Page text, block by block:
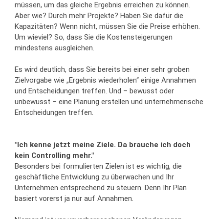
müssen, um das gleiche Ergebnis erreichen zu können.
Aber wie? Durch mehr Projekte? Haben Sie dafür die
Kapazitäten? Wenn nicht, müssen Sie die Preise erhöhen.
Um wieviel? So, dass Sie die Kostensteigerungen
mindestens ausgleichen.
Es wird deutlich, dass Sie bereits bei einer sehr groben
Zielvorgabe wie „Ergebnis wiederholen“ einige Annahmen
und Entscheidungen treffen. Und – bewusst oder
unbewusst – eine Planung erstellen und unternehmerische
Entscheidungen treffen.
"Ich kenne jetzt meine Ziele. Da brauche ich doch
kein Controlling mehr."
Besonders bei formulierten Zielen ist es wichtig, die
geschäftliche Entwicklung zu überwachen und Ihr
Unternehmen entsprechend zu steuern. Denn Ihr Plan
basiert vorerst ja nur auf Annahmen.